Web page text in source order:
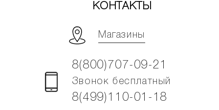
КОНТАКТЫ
Магазины
8(800)707-09-21
Звонок бесплатный
8(499)110-01-18